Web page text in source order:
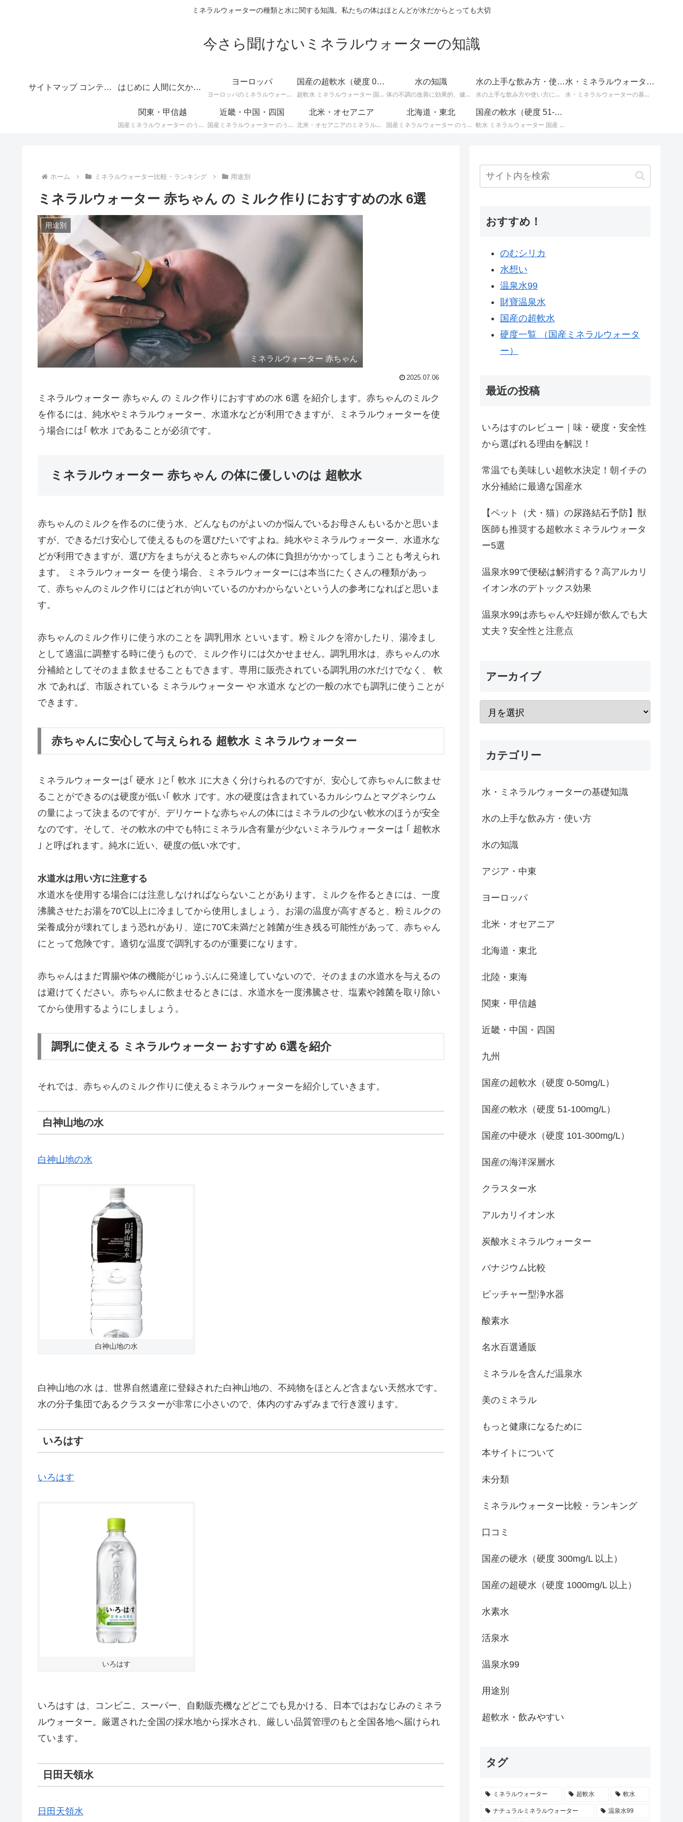
ミネラルウォーターの種類と水に関する知識。私たちの体はほとんどが水だからとっても大切
今さら聞けないミネラルウォーターの知識
サイトマップ コンテンツの目次 はじめに 人間に欠かせない水のテーマは深いというご挨拶
ヨーロッパ
ヨーロッパのミネラルウォーターに関する情報です。ＥＵ加盟のヨーロッパ諸国では、ミネラルウォーターに関して次のような厳しい統一基準が定められています。
国産の超軟水（硬度 0-50mg/L）
超軟水 ミネラルウォーター 国産 （ 硬度 0 ～ 50 ）に関する情報です。日本のミネラルウォーターはほとんどが軟水ですが、その中でも硬度が 0 ～ 50mg/L までの 超軟水 を紹介します。
水の知識
体の不調の改善に効果的、健康や美容によい水についてなど、知っているとお得な情報。
水の上手な飲み方・使い方
水の上手な飲み方や使い方についての情報。
水・ミネラルウォーターの基礎知識
水・ミネラルウォーターの基本的な知識。水とミネラルウォーターに関するさまざまな事柄。
関東・甲信越
国産ミネラルウォーター のうち、 関東・甲信越地方のミネラルウォーター に関する情報です。
近畿・中国・四国
国産ミネラルウォーター のうち、 近畿・中国・四国地方のミネラルウォーター に関する情報です。
北米・オセアニア
北米・オセアニアのミネラルウォーターに関する情報です。
北海道・東北
国産ミネラルウォーター のうち、 北海道・東北地方のミネラルウォーター に関する情報です。
国産の軟水（硬度 51-100mg/L）
軟水 ミネラルウォーター 国産 （ 硬度 51 ～ 100 ）に関する情報です。日本のミネラルウォーターはほとんどが軟水ですが、その中でも硬度が 51 ～ 100mg/L までの 軟水 を紹介します。
ホーム ミネラルウォーター比較・ランキング 用途別
ミネラルウォーター 赤ちゃん の ミルク作りにおすすめの水 6選
用途別
ミネラルウォーター 赤ちゃん
2025.07.06
ミネラルウォーター 赤ちゃん の ミルク作りにおすすめの水 6選 を紹介します。赤ちゃんのミルク
を作るには、純水やミネラルウォーター、水道水などが利用できますが、ミネラルウォーターを使
う場合には｢ 軟水 ｣であることが必須です。
ミネラルウォーター 赤ちゃん の体に優しいのは 超軟水
赤ちゃんのミルクを作るのに使う水、どんなものがよいのか悩んでいるお母さんもいるかと思いま
すが、できるだけ安心して使えるものを選びたいですよね。純水やミネラルウォーター、水道水な
どが利用できますが、選び方をまちがえると赤ちゃんの体に負担がかかってしまうことも考えられ
ます。 ミネラルウォーター を使う場合、ミネラルウォーターには本当にたくさんの種類があっ
て、赤ちゃんのミルク作りにはどれが向いているのかわからないという人の参考になればと思いま
す。
赤ちゃんのミルク作りに使う水のことを 調乳用水 といいます。粉ミルクを溶かしたり、湯冷まし
として適温に調整する時に使うもので、ミルク作りには欠かせません。調乳用水は、赤ちゃんの水
分補給としてそのまま飲ませることもできます。専用に販売されている調乳用の水だけでなく、 軟
水 であれば、市販されている ミネラルウォーター や 水道水 などの一般の水でも調乳に使うことが
できます。
赤ちゃんに安心して与えられる 超軟水 ミネラルウォーター
ミネラルウォーターは｢ 硬水 ｣と｢ 軟水 ｣に大きく分けられるのですが、安心して赤ちゃんに飲ませ
ることができるのは硬度が低い｢ 軟水 ｣です。水の硬度は含まれているカルシウムとマグネシウム
の量によって決まるのですが、デリケートな赤ちゃんの体にはミネラルの少ない軟水のほうが安全
なのです。そして、その軟水の中でも特にミネラル含有量が少ないミネラルウォーターは ｢ 超軟水
｣ と呼ばれます。純水に近い、硬度の低い水です。
水道水は用い方に注意する
水道水を使用する場合には注意しなければならないことがあります。ミルクを作るときには、一度
沸騰させたお湯を70℃以上に冷ましてから使用しましょう。お湯の温度が高すぎると、粉ミルクの
栄養成分が壊れてしまう恐れがあり、逆に70℃未満だと雑菌が生き残る可能性があって、赤ちゃん
にとって危険です。適切な温度で調乳するのが重要になります。
赤ちゃんはまだ胃腸や体の機能がじゅうぶんに発達していないので、そのままの水道水を与えるの
は避けてください。赤ちゃんに飲ませるときには、水道水を一度沸騰させ、塩素や雑菌を取り除い
てから使用するようにしましょう。
調乳に使える ミネラルウォーター おすすめ 6選を紹介
それでは、赤ちゃんのミルク作りに使えるミネラルウォーターを紹介していきます。
白神山地の水
白神山地の水
白神山地の水
白神山地の水 は、世界自然遺産に登録された白神山地の、不純物をほとんど含まない天然水です。
水の分子集団であるクラスターが非常に小さいので、体内のすみずみまで行き渡ります。
いろはす
いろはす
いろはす
いろはす は、コンビニ、スーパー、自動販売機などどこでも見かける、日本ではおなじみのミネラ
ルウォーター。厳選された全国の採水地から採水され、厳しい品質管理のもと全国各地へ届けられ
ています。
日田天領水
日田天領水
おすすめ！
のむシリカ
水想い
温泉水99
財寶温泉水
国産の超軟水
硬度一覧 （国産ミネラルウォータ
ー）
最近の投稿
いろはすのレビュー｜味・硬度・安全性
から選ばれる理由を解説！
常温でも美味しい超軟水決定！朝イチの
水分補給に最適な国産水
【ペット（犬・猫）の尿路結石予防】獣
医師も推奨する超軟水ミネラルウォータ
ー5選
温泉水99で便秘は解消する？高アルカリ
イオン水のデトックス効果
温泉水99は赤ちゃんや妊婦が飲んでも大
丈夫？安全性と注意点
アーカイブ
カテゴリー
水・ミネラルウォーターの基礎知識
水の上手な飲み方・使い方
水の知識
アジア・中東
ヨーロッパ
北米・オセアニア
北海道・東北
北陸・東海
関東・甲信越
近畿・中国・四国
九州
国産の超軟水（硬度 0-50mg/L）
国産の軟水（硬度 51-100mg/L）
国産の中硬水（硬度 101-300mg/L）
国産の海洋深層水
クラスター水
アルカリイオン水
炭酸水ミネラルウォーター
バナジウム比較
ピッチャー型浄水器
酸素水
名水百選通販
ミネラルを含んだ温泉水
美のミネラル
もっと健康になるために
本サイトについて
未分類
ミネラルウォーター比較・ランキング
口コミ
国産の硬水（硬度 300mg/L 以上）
国産の超硬水（硬度 1000mg/L 以上）
水素水
活泉水
温泉水99
用途別
超軟水・飲みやすい
タグ
ミネラルウォーター 超軟水 軟水
ナチュラルミネラルウォーター 温泉水99